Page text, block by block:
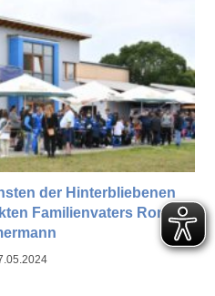
der Hinterbliebenen
Familienvaters Ronny